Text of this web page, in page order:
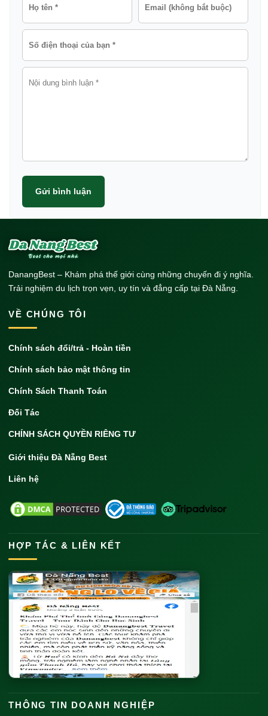
Gửi bình luận
DanangBest – Khám phá thế giới cùng những chuyến đi ý nghĩa.
Trải nghiệm du lịch trọn vẹn, uy tín và đẳng cấp tại Đà Nẵng.
VỀ CHÚNG TÔI
Chính sách đổi/trả - Hoàn tiền
Chính sách bảo mật thông tin
Chính Sách Thanh Toán
Đối Tác
CHÍNH SÁCH QUYỀN RIÊNG TƯ
Giới thiệu Đà Nẵng Best
Liên hệ
HỢP TÁC & LIÊN KẾT
THÔNG TIN DOANH NGHIỆP